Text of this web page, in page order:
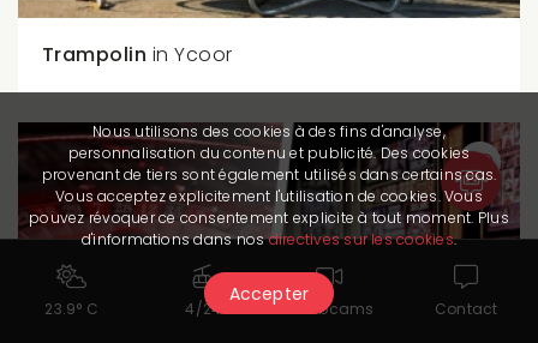
Trampolin in Ycoor
23.9° C 4/24 Webcams Contact
Nous utilisons des cookies à des fins d'analyse,
personnalisation du contenu et publicité. Des cookies
provenant de tiers sont également utilisés dans certains cas.
Vous acceptez explicitement l'utilisation de cookies. Vous
pouvez révoquer ce consentement explicite à tout moment. Plus
d'informations dans nosdirectives sur les cookies.
Accepter